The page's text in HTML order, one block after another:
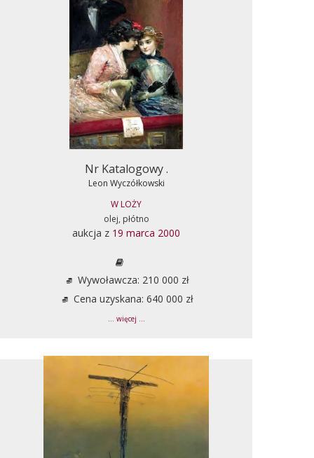
Nr Katalogowy .
Leon Wyczółkowski
W LOŻY
olej, płótno
aukcja z 19 marca 2000
Wywoławcza: 210 000 zł
Cena uzyskana: 640 000 zł
... więcej ...